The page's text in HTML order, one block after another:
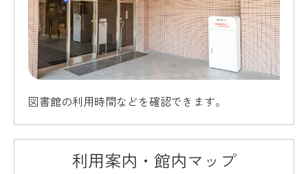
図書館の利用時間などを確認できます。
利用案内・館内マップ